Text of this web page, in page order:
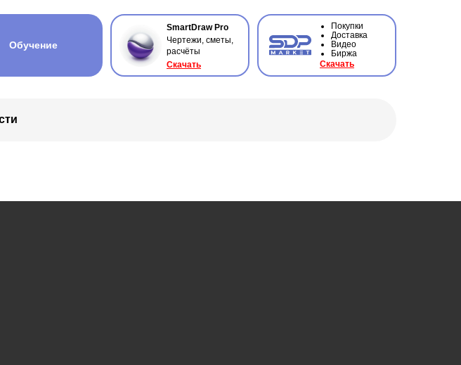
Скачать
Чертежи, сметы,
расчёты
SmartDraw Pro
Скачать
Покупки
Доставка
Видео
Биржа
Обучение